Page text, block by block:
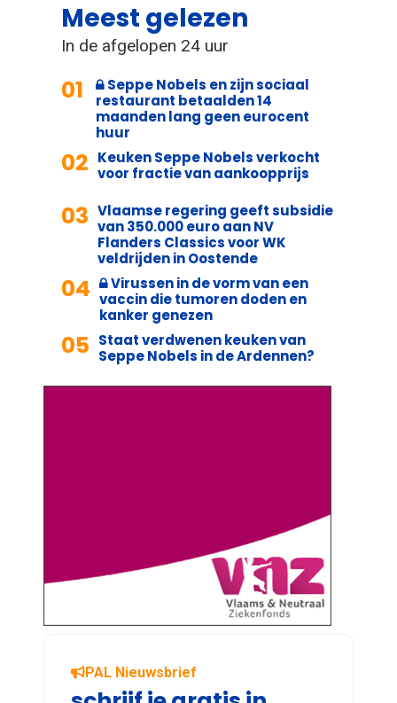
Meest gelezen
In de afgelopen 24 uur
01
Seppe Nobels en zijn sociaal
restaurant betaalden 14
maanden lang geen eurocent
huur
02 Keuken Seppe Nobels verkocht
voor fractie van aankoopprijs
03 Vlaamse regering geeft subsidie
van 350.000 euro aan NV
Flanders Classics voor WK
veldrijden in Oostende
04
Virussen in de vorm van een
vaccin die tumoren doden en
kanker genezen
05 Staat verdwenen keuken van
Seppe Nobels in de Ardennen?
PAL Nieuwsbrief